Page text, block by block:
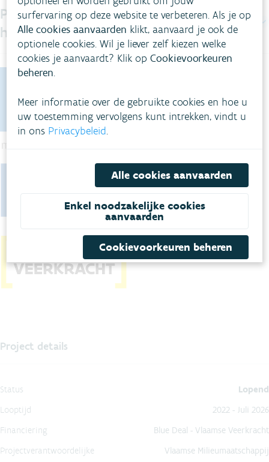
Projecten met een regenwateropvang
hoger dan 1.000 m³
Project details
Status
Lopend
Looptijd
2022 - Juli 2026
Financiering
Blue Deal - Vlaamse Veerkracht
Projectverantwoordelijke
Vlaamse Milieumaatschappij
surfervaring op deze website te verbeteren. Als je op
Alle cookies aanvaarden klikt, aanvaard je ook de
optionele cookies. Wil je liever zelf kiezen welke
cookies je aanvaardt? Klik opCookievoorkeuren
beheren.
Meer informatie over de gebruikte cookies en hoe u
uw toestemming vervolgens kunt intrekken, vindt u
in ons Privacybeleid.
Alle cookies aanvaarden
Enkel noodzakelijke cookies
aanvaarden
Cookievoorkeuren beheren